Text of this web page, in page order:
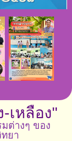
เหลือง"
ต่างๆ ของ
ยา